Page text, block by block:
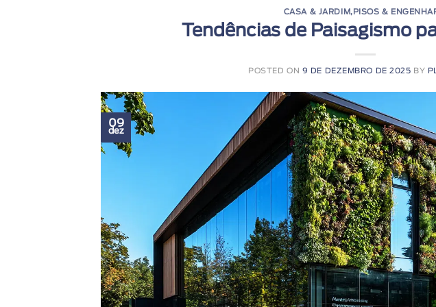
CASA & JARDIM, PISOS &
Tendências de Paisagismo
POSTED ON 9 DE DEZEMBRO DE 2025 BY
09
dez